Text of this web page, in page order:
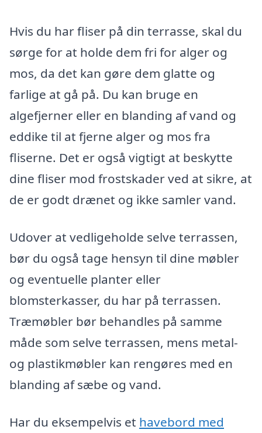
Hvis du har fliser på din terrasse, skal du
sørge for at holde dem fri for alger og
mos, da det kan gøre dem glatte og
farlige at gå på. Du kan bruge en
algefjerner eller en blanding af vand og
eddike til at fjerne alger og mos fra
fliserne. Det er også vigtigt at beskytte
dine fliser mod frostskader ved at sikre, at
de er godt drænet og ikke samler vand.
Udover at vedligeholde selve terrassen,
bør du også tage hensyn til dine møbler
og eventuelle planter eller
blomsterkasser, du har på terrassen.
Træmøbler bør behandles på samme
måde som selve terrassen, mens metal-
og plastikmøbler kan rengøres med en
blanding af sæbe og vand.
Har du eksempelvis et havebord med